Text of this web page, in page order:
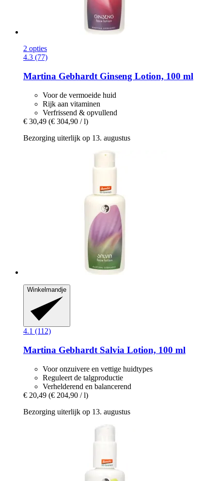
2 opties
4.3 (77)
Martina Gebhardt Ginseng Lotion, 100 ml
Voor de vermoeide huid
Rijk aan vitaminen
Verfrissend & opvullend
€ 30,49 (€ 304,90 / l)
Bezorging uiterlijk op 13. augustus
Winkelmandje
4.1 (112)
Martina Gebhardt Salvia Lotion, 100 ml
Voor onzuivere en vettige huidtypes
Reguleert de talgproductie
Verhelderend en balancerend
€ 20,49 (€ 204,90 / l)
Bezorging uiterlijk op 13. augustus